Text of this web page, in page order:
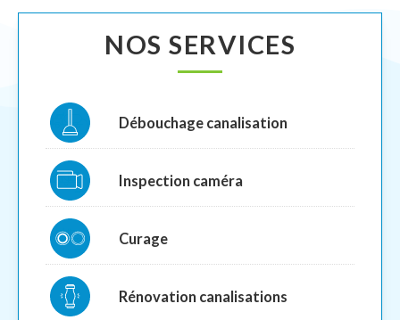
NOS SERVICES
Débouchage canalisation
Inspection caméra
Curage
Rénovation canalisations